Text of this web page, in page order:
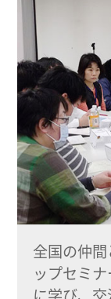
全国の仲
ップセミ